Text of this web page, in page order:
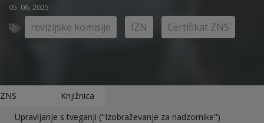
05. 06. 2025
revizijske komisije IZN Certifikat ZNS
ZNS
Knjižnica
Upravljanje s tveganji ("Izobraževanje za nadzornike")